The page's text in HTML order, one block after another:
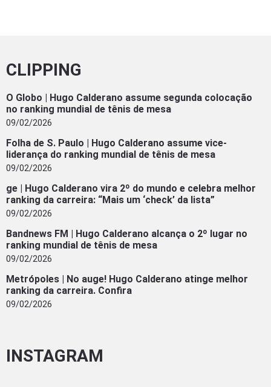
CLIPPING
O Globo | Hugo Calderano assume segunda colocação
no ranking mundial de tênis de mesa
09/02/2026
Folha de S. Paulo | Hugo Calderano assume vice-
liderança do ranking mundial de tênis de mesa
09/02/2026
ge | Hugo Calderano vira 2º do mundo e celebra melhor
ranking da carreira: “Mais um ‘check’ da lista”
09/02/2026
Bandnews FM | Hugo Calderano alcança o 2º lugar no
ranking mundial de tênis de mesa
09/02/2026
Metrópoles | No auge! Hugo Calderano atinge melhor
ranking da carreira. Confira
09/02/2026
INSTAGRAM